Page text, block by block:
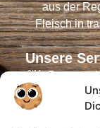
aus der
Fleisch in
Unsere